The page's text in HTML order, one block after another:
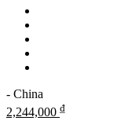
- China
2,244,000 ₫